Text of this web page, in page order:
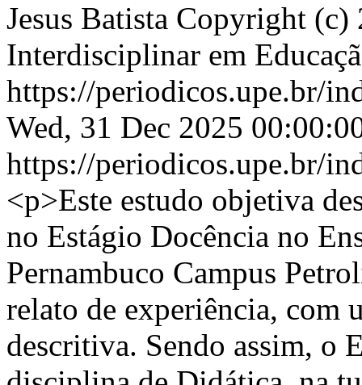
Jesus Batista Copyright (c)
Interdisciplinar em
https://periodicos.upe.br/
Wed, 31 Dec 2025
https://periodicos.upe.br/
<p>Este estudo objetiva
no Estágio Docência no
Pernambuco Campus
relato de experiência, com
descritiva. Sendo assim, o